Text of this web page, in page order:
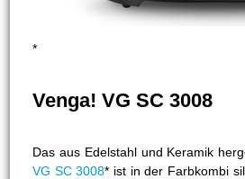
*
Venga! VG SC 3008
Das aus Edelstahl und Keramik
VG SC 3008* ist in der Farbkombi